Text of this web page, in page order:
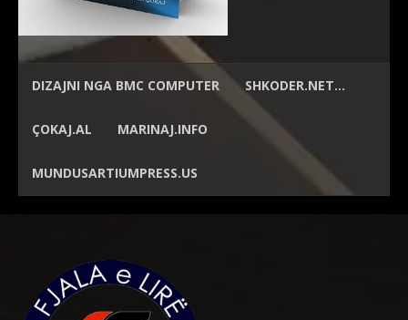
DIZAJNI NGA BMC COMPUTER SHKODER.NET…
ÇOKAJ.AL MARINAJ.INFO
MUNDUSARTIUMPRESS.US